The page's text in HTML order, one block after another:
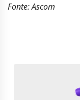
Fonte: Ascom